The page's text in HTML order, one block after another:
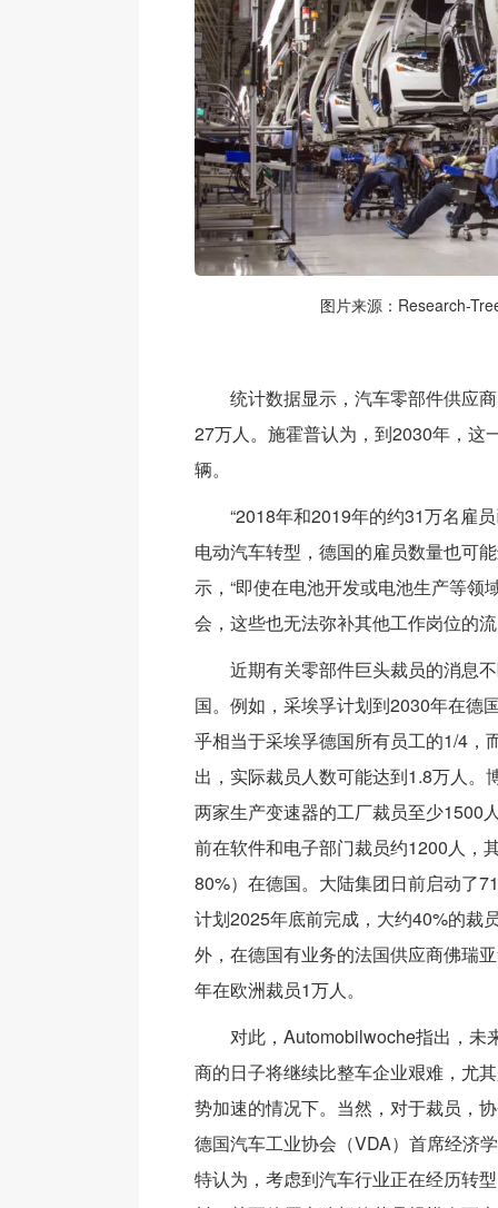
图片来源：Research-
统计数据显示，汽车零部件供应
27万人。施霍普认为，到2030年，这
辆。
“2018年和2019年的约31万名雇
电动汽车转型，德国的雇员数量也可
示，“即使在电池开发或电池生产等领
会，这些也无法弥补其他工作岗位的
近期有关零部件巨头裁员的消息
国。例如，采埃孚计划到2030年在德
乎相当于采埃孚德国所有员工的1/4，
出，实际裁员人数可能达到1.8万人。
两家生产变速器的工厂裁员至少1500
前在软件和电子部门裁员约1200人，
80%）在德国。大陆集团日前启动了
计划2025年底前完成，大约40%的裁
外，在德国有业务的法国供应商佛瑞
年在欧洲裁员1万人。
对此，Automobilwoche指出，未
商的日子将继续比整车企业艰难，尤
势加速的情况下。当然，对于裁员，
德国汽车工业协会（VDA）首席经济
特认为，考虑到汽车行业正在经历转